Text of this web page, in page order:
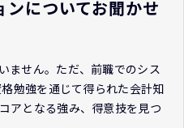
についてお聞かせ
ません。ただ、前職でのシス
勉強を通じて得られた会計知
アとなる強み、得意技を見つ